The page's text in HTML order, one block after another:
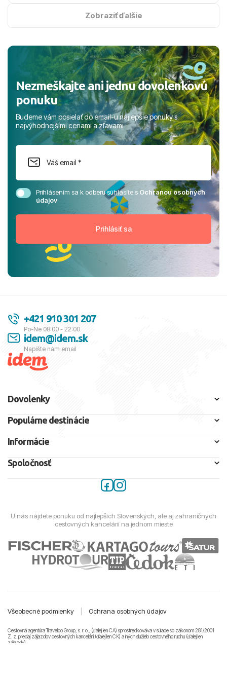
s hviezdičkou. ​Už teraz sa tešíme, kam s nami vyrazíte
Zobraziť ďalšie
Nezmeškajte ani jednu dovolenkovú
ponuku
Budeme vám posielať do email-u najlepšie ponuky s
najvýhodnejšími cenami a zľavami
Prihlásením sa k odberu súhlasíte sOchranou osobných
údajov
+421 910 301 207
Po-Ne 08:00 - 22:00
idem@idem.sk
Napíšte nám email
Dovolenky
Populárne destinácie
Informácie
Spoločnosť
U nás nájdete ponuku od najlepších Slovenských, ale aj zahraničných
cestovných kancelárií na jednom mieste
Všeobecné podmienky Ochrana osobných údajov
Cestovná agentúra Travelco Group, s. r. o., (ďalej len CA) sprostredkováva v súlade so zákonom 281/2001
Z. z. predaj zájazdov cestovných kancelárii (ďalej len CK) a iných služieb cestovného ruchu (ďalej len
zájazdy).